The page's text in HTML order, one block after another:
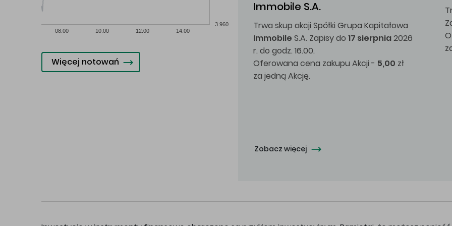
08:00 10:00 12:00 14:00
3 960
Więcej notowań
Immobile S.A.
Trwa skup akcji Spółki Grupa Kapitałowa
Immobile S.A. Zapisy do 17 sierpnia2026
r. do godz. 16.00.
Oferowana cena zakupu Akcji - 5,00 zł
za jedną Akcję.
Zobacz więcej